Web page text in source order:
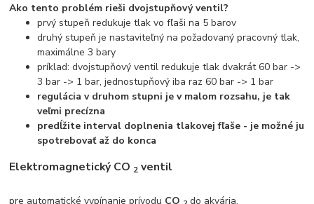
Ako tento problém rieši dvojstupňový ventil?
prvý stupeň redukuje tlak vo fľaši na 5 barov
druhý stupeň je nastaviteľný na požadovaný pracovný tlak,
maximálne 3 bary
príklad: dvojstupňový ventil redukuje tlak dvakrát 60 bar ->
3 bar -> 1 bar, jednostupňový iba raz 60 bar -> 1 bar
regulácia v druhom stupni je v malom rozsahu, je tak
veľmi precízna
predĺžite interval doplnenia tlakovej fľaše - je možné ju
spotrebovať až do konca
ElektromagnetickýCO 2 ventil
pre automatické vypínanie prívodu CO do akvária.